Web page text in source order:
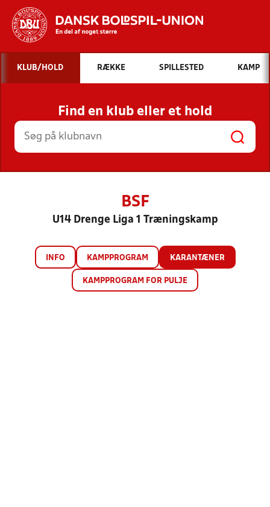
Hvad vil du søge efter?
INDHOLD OG NYHEDER
STILLINGER, RESULTATER, KLUBBER OG
HOLD
KLUB/HOLD RÆKKE SPILLESTED KAMP
Find en klub eller et hold
BSF
U14 Drenge Liga 1 Træningskamp
INFO KAMPPROGRAM KARANTÆNER
KAMPPROGRAM FOR PULJE